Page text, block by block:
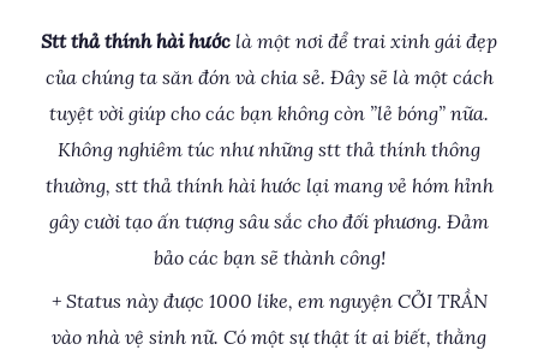
Stt thả thính hài hước là một nơi để trai xinh gái đẹp
của chúng ta săn đón và chia sẻ. Đây sẽ là một cách
tuyệt vời giúp cho các bạn không còn ”lẻ bóng” nữa.
Không nghiêm túc như những stt thả thính thông
thường, stt thả thính hài hước lại mang vẻ hóm hỉnh
gây cười tạo ấn tượng sâu sắc cho đối phương. Đảm
bảo các bạn sẽ thành công!
+ Status này được 1000 like, em nguyện CỞI TRẦN
vào nhà vệ sinh nữ. Có một sự thật ít ai biết, thằng